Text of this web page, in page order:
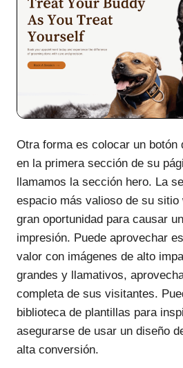
Otra forma es colocar un botón
en la primera sección de su
llamamos la sección hero. La
espacio más valioso de su sitio
gran oportunidad para causar
impresión. Puede aprovechar
valor con imágenes de alto
grandes y llamativos,
completa de sus visitantes.
biblioteca de plantillas para
asegurarse de usar un diseño
alta conversión.